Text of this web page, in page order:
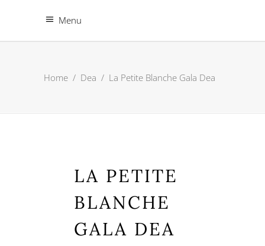
Menu
Home / Dea / La Petite Blanche Gala Dea
LA PETITE
BLANCHE
GALA DEA